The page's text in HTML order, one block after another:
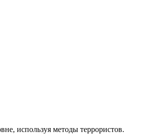
используя методы террористов.